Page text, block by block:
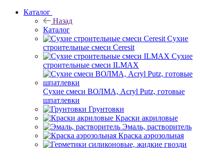
Каталог
Назад
Каталог
Сухие
строительные смеси Ceresit
Сухие
строительные смеси ILMAX
Сухие смеси ВОЛМА, Acryl Putz, готовые
шпатлевки
Грунтовки
Краски акриловые
Эмаль, растворитель
Краска аэрозольная